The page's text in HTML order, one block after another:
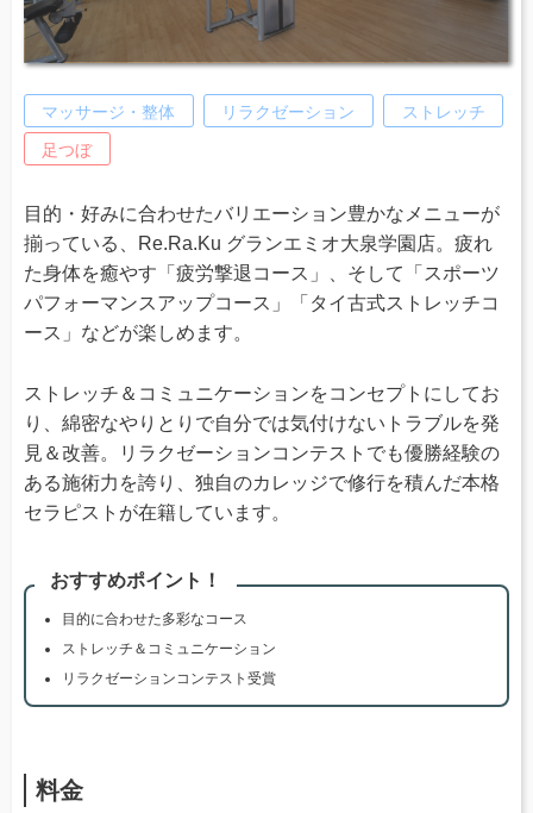
マッサージ・整体 リラクゼーション ストレッチ
足つぼ
目的・好みに合わせたバリエーション豊かなメニューが
揃っている、Re.Ra.Ku グランエミオ大泉学園店。疲れ
た身体を癒やす「疲労撃退コース」、そして「スポーツ
パフォーマンスアップコース」「タイ古式ストレッチコ
ース」などが楽しめます。
ストレッチ＆コミュニケーションをコンセプトにしてお
り、綿密なやりとりで自分では気付けないトラブルを発
見＆改善。リラクゼーションコンテストでも優勝経験の
ある施術力を誇り、独自のカレッジで修行を積んだ本格
セラピストが在籍しています。
おすすめポイント！
目的に合わせた多彩なコース
ストレッチ＆コミュニケーション
リラクゼーションコンテスト受賞
料金